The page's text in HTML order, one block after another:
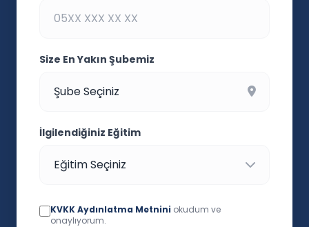
Size En Yakın Şubemiz
İlgilendiğiniz Eğitim
KVKK Aydınlatma Metnini okudum ve
onaylıyorum.